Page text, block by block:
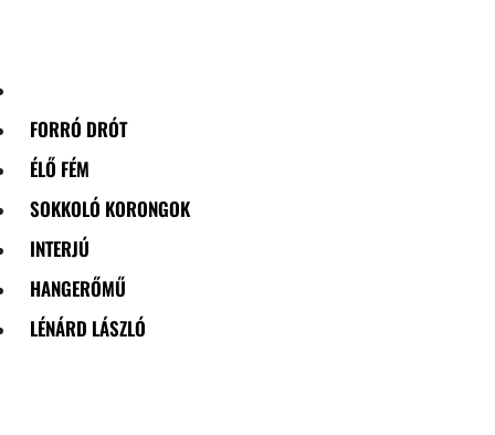
FORRÓ DRÓT
ÉLŐ FÉM
SOKKOLÓ KORONGOK
INTERJÚ
HANGERŐMŰ
LÉNÁRD LÁSZLÓ